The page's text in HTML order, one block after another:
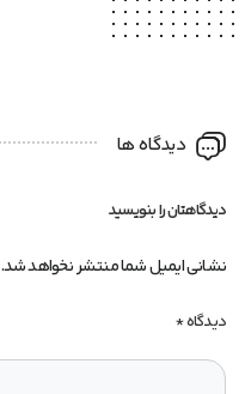
دیدگاه ها
دیدگاهتان را بنویسید
نشانی ایمیل شما منتشر نخواهد شد.
دیدگاه*